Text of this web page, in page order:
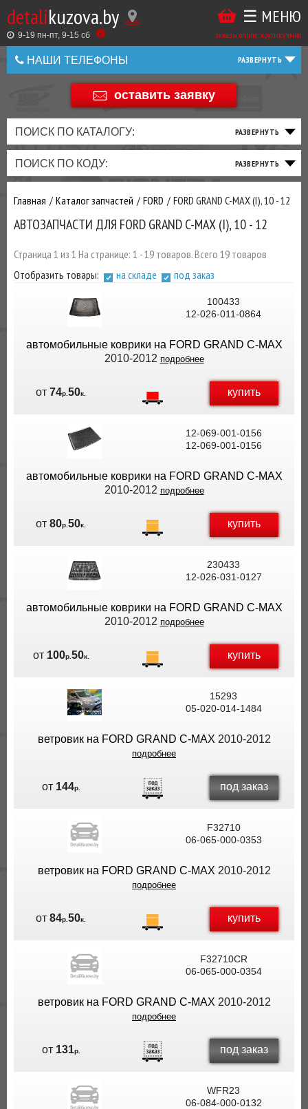
detalikuzova.by
9-19 пн-пт, 9-15 cб заказы online: круглосуточно
☰ МЕНЮ
НАШИ ТЕЛЕФОНЫ
+375 44 586 05 44
оставить заявку
ПОИСК ПО КАТАЛОГУ:
ПОИСК ПО КОДУ:
Главная Каталог запчастей FORD FORD GRAND C-MAX (I), 10 - 12
АВТОЗАПЧАСТИ ДЛЯ FORD GRAND C-MAX (I), 10 - 12
Страница 1 из 1 На странице: 1 - 19 товаров. Всего 19 товаров
Отобразить товары:
на складе под заказ
100433
12-026-011-0864
автомобильные коврики на FORD GRAND C-MAX
2010-2012 подробнее
от74р.50к. купить
12-069-001-0156
12-069-001-0156
автомобильные коврики на FORD GRAND C-MAX
2010-2012 подробнее
от80р.50к. купить
230433
12-026-031-0127
автомобильные коврики на FORD GRAND C-MAX
2010-2012 подробнее
от 100р. 50к. купить
15293
05-020-014-1484
ветровик на FORD GRAND C-MAX 2010-2012
подробнее
от 144р. под заказ
F32710
06-065-000-0353
ветровик на FORD GRAND C-MAX 2010-2012
подробнее
от84р.50к. купить
F32710CR
06-065-000-0354
ветровик на FORD GRAND C-MAX 2010-2012
подробнее
от 131р. под заказ
WFR23
06-084-000-0132
Купить
в
1
Беларусь
+375
+375
ТАКЖЕ
ВЫ
МОЖЕТЕ
У
ЗАКАЗАТЬ
ТО
ФИЛЬТРА
ТОРМОЗНАЯ
СИСТЕМА
ПОДВЕСКА
РУЛЕВОЕ
ТРАНСМИССИЯ
ПРИВОД
ДВИГАТЕЛЬ
ВЫХЛОП
ЭЛЕКТРИКА
ОСВЕЩЕНИЕ
РАСХОДНИКИ,
ЗАПЧАСТИ К
ЗАКАЗУ ЧЕРЕЗ